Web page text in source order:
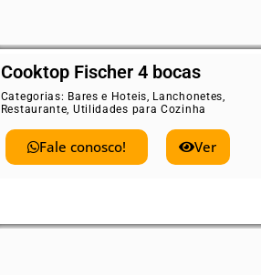
Cooktop Fischer 4 bocas
Categorias: Bares e Hoteis, Lanchonetes,
Restaurante, Utilidades para Cozinha
Fale conosco! Ver